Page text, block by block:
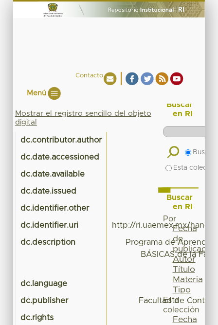
Contacto
Menú
Mostrar el registro sencillo del objeto
digital
dc.contributor.author
dc.date.accessioned
dc.date.available
dc.date.issued
dc.identifier.other
dc.identifier.uri http://ri.uaemex.mx/
dc.description
Programa de
BÁSICAS de la
dc.language
dc.publisher Facultad de
dc.rights
Buscar
en RI
Buscar
Esta
Buscar
en RI
Por
Fecha
de
publicación
Autor
Título
Materia
Tipo
Esta
colección
Fecha